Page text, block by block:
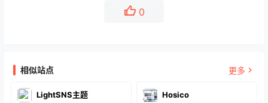
0
相似站点 更多
LightSNS主题 Hosico